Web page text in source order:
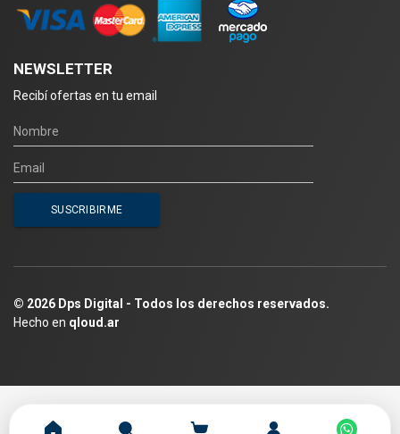
NEWSLETTER
Recibí ofertas en tu email
© 2026 Dps Digital - Todos los derechos reservados.
Hecho en qloud.ar